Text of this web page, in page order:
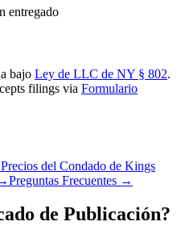
entregado
bajo Ley de LLC de NY § 802.
filings via Formulario
del Condado de Kings
Preguntas Frecuentes →
de Publicación?